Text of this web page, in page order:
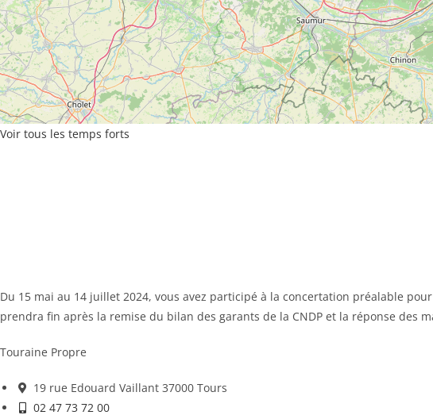
Voir tous les temps forts
Du 15 mai au 14 juillet 2024, vous avez participé à la concertation préalable
prendra fin après la remise du bilan des garants de la CNDP et la réponse des
Touraine Propre
19 rue Edouard Vaillant 37000 Tours
02 47 73 72 00